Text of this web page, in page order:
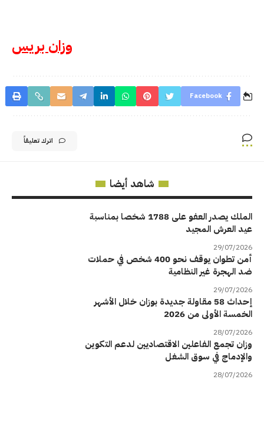
وزان بريس
Facebook
اترك تعليقاً
شاهد أيضا
الملك يصدر العفو على 1788 شخصا بمناسبة
عيد العرش المجيد
29/07/2026
أمن تطوان يوقف نحو 400 شخص في حملات
ضد الهجرة غير النظامية
29/07/2026
إحداث 58 مقاولة جديدة بوزان خلال الأشهر
الخمسة الأولى من 2026
28/07/2026
وزان تجمع الفاعلين الاقتصاديين لدعم التكوين
والإدماج في سوق الشغل
28/07/2026